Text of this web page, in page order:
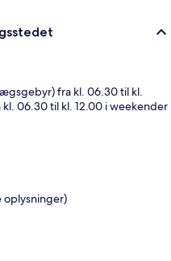
fra kl. 06.30 til kl.
06.30 til kl. 12.00 i weekender
oplysninger)